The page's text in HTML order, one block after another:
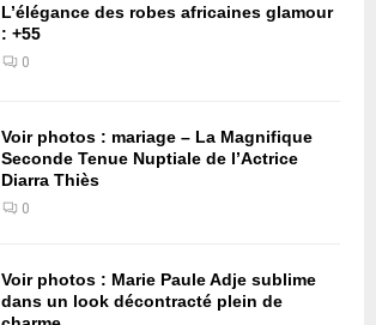
L’élégance des robes africaines glamour
: +55
0
Voir photos : mariage – La Magnifique
Seconde Tenue Nuptiale de l’Actrice
Diarra Thiès
0
Voir photos : Marie Paule Adje sublime
dans un look décontracté plein de